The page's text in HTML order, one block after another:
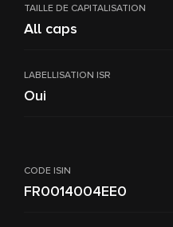
TAILLE DE CAPITALISATION
All caps
LABELLISATION ISR
Oui
CODE ISIN
FR0014004EE0